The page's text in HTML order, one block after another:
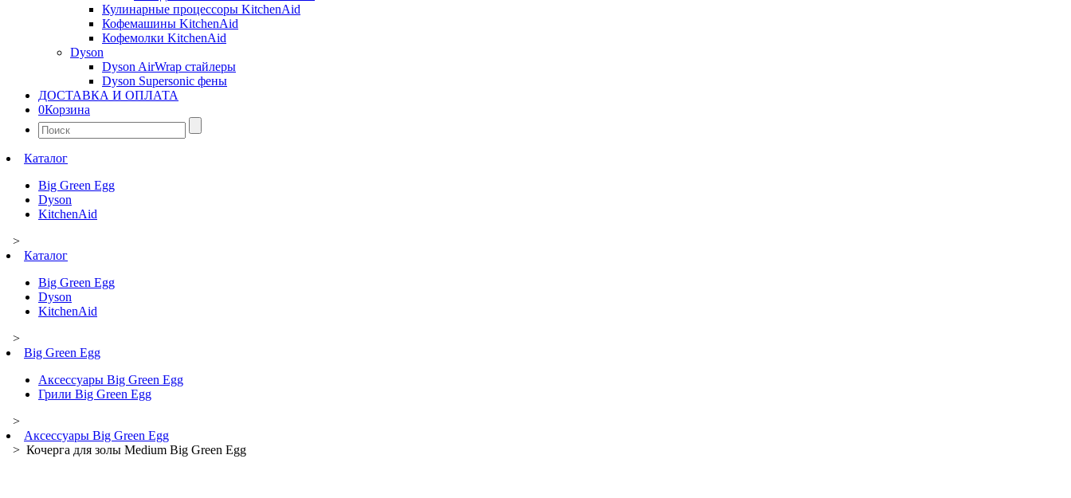
Кулинарные процессоры KitchenAid
Кофемашины KitchenAid
Кофемолки KitchenAid
Dyson
Dyson AirWrap стайлеры
Dyson Supersonic фены
ДОСТАВКА И ОПЛАТА
0Корзина
Найти:
Каталог
Big Green Egg
Dyson
KitchenAid
>
Каталог
Big Green Egg
Dyson
KitchenAid
>
Big Green Egg
Аксессуары Big Green Egg
Грили Big Green Egg
>
Аксессуары Big Green Egg
> Кочерга для золы Medium Big Green Egg